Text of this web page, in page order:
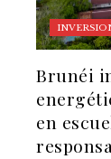
Brunéi
en